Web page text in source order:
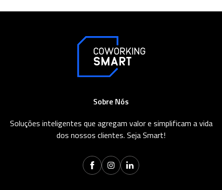
Sobre Nós
Soluções inteligentes que agregam valor e simplificam a vida
dos nossos clientes. Seja Smart!